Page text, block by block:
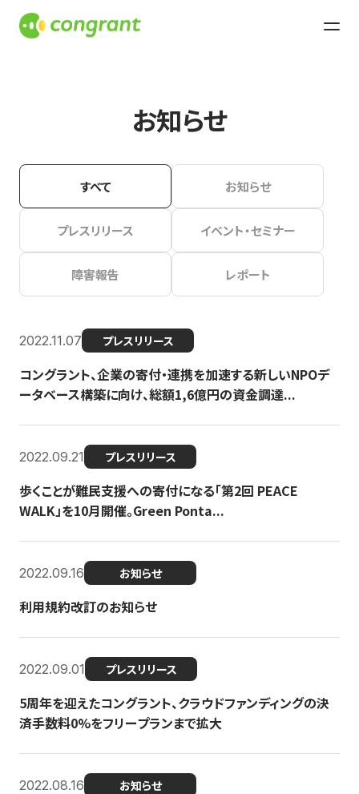
お知らせ
すべて お知らせ
プレスリリース イベント・セミナー
障害報告 レポート
2022.11.07 プレスリリース
コングラント、企業の寄付・連携を加速する新しいNPOデ
ータベース構築に向け、総額1,6億円の資金調達...
2022.09.21 プレスリリース
歩くことが難民支援への寄付になる「第2回 PEACE
WALK」を10月開催。Green Ponta...
2022.09.16 お知らせ
利用規約改訂のお知らせ
2022.09.01 プレスリリース
5周年を迎えたコングラント、クラウドファンディングの決
済手数料0%をフリープランまで拡大
2022.08.16 お知らせ